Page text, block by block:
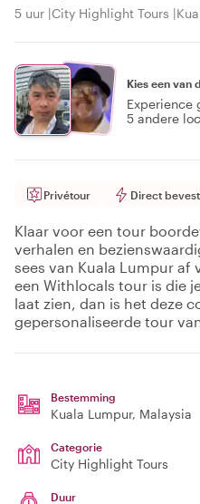
5 uur City Highlight Tours
Kies een van
Experience
5 andere
Privétour Direct
Klaar voor een tour
verhalen en
sees van Kuala Lumpur af
een Withlocals tour is die
laat zien, dan is het deze
gepersonaliseerde tour
Bestemming
Kuala Lumpur, Malaysia
Categorie
City Highlight Tours
Duur